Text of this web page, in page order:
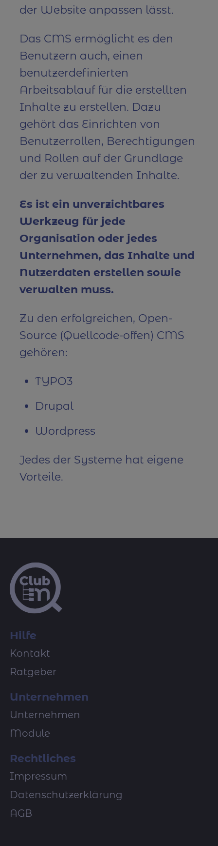
der Website anpassen lässt.
Das CMS ermöglicht es den
Benutzern auch, einen
benutzerdefinierten
Arbeitsablauf für die erstellten
Inhalte zu erstellen. Dazu
gehört das Einrichten von
Benutzerrollen, Berechtigungen
und Rollen auf der Grundlage
der zu verwaltenden Inhalte.
Es ist ein unverzichtbares
Werkzeug für jede
Organisation oder jedes
Unternehmen, das Inhalte und
Nutzerdaten erstellen sowie
verwalten muss.
Zu den erfolgreichen, Open-
Source (Quellcode-offen) CMS
gehören:
TYPO3
Drupal
Wordpress
Jedes der Systeme hat eigene
Vorteile.
Hilfe
Kontakt
Ratgeber
Unternehmen
Unternehmen
Module
Rechtliches
Impressum
Datenschutzerklärung
AGB